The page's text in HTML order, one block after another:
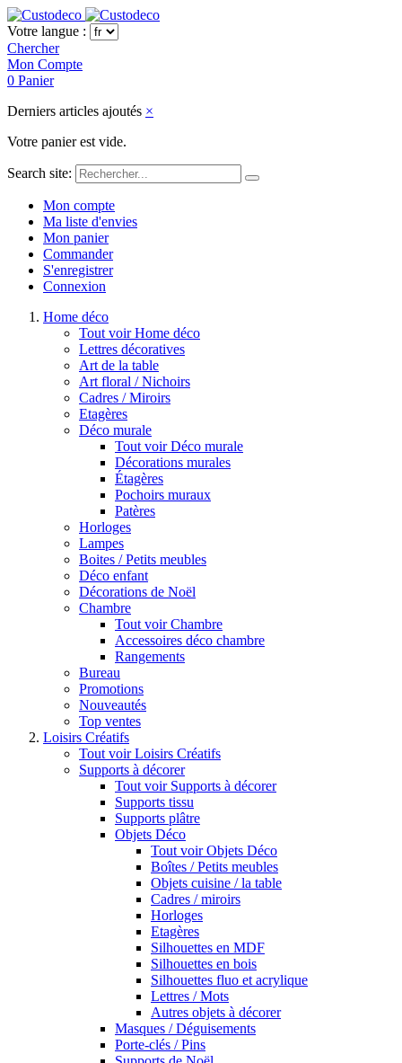
Votre langue :
Chercher
Mon Compte
0 Panier
Derniers articles ajoutés ×
Votre panier est vide.
Search site:
Mon compte
Ma liste d'envies
Mon panier
Commander
S'enregistrer
Connexion
Home déco
Tout voir Home déco
Lettres décoratives
Art de la table
Art floral / Nichoirs
Cadres / Miroirs
Etagères
Déco murale
Tout voir Déco murale
Décorations murales
Étagères
Pochoirs muraux
Patères
Horloges
Lampes
Boites / Petits meubles
Déco enfant
Décorations de Noël
Chambre
Tout voir Chambre
Accessoires déco chambre
Rangements
Bureau
Promotions
Nouveautés
Top ventes
Loisirs Créatifs
Tout voir Loisirs Créatifs
Supports à décorer
Tout voir Supports à décorer
Supports tissu
Supports plâtre
Objets Déco
Tout voir Objets Déco
Boîtes / Petits meubles
Objets cuisine / la table
Cadres / miroirs
Horloges
Etagères
Silhouettes en MDF
Silhouettes en bois
Silhouettes fluo et acrylique
Lettres / Mots
Autres objets à décorer
Masques / Déguisements
Porte-clés / Pins